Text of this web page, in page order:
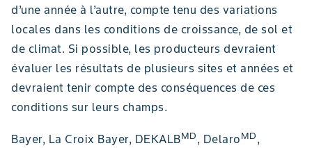
d’une année à l’autre, compte tenu des variations
locales dans les conditions de croissance, de sol et
de climat. Si possible, les producteurs devraient
évaluer les résultats de plusieurs sites et années et
devraient tenir compte des conséquences de ces
conditions sur leurs champs.
Bayer, La Croix Bayer, DEKALBMD, DelaroMD,